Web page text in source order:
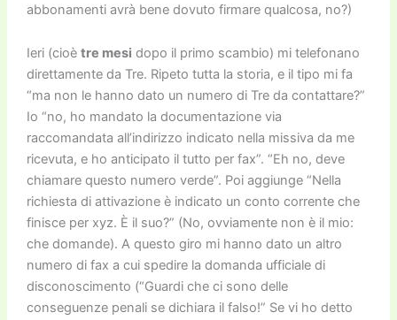
abbonamenti avrà bene dovuto firmare qualcosa, no?)
Ieri (cioè tre mesi dopo il primo scambio) mi telefonano
direttamente da Tre. Ripeto tutta la storia, e il tipo mi fa
“ma non le hanno dato un numero di Tre da contattare?”
Io “no, ho mandato la documentazione via
raccomandata all’indirizzo indicato nella missiva da me
ricevuta, e ho anticipato il tutto per fax”. “Eh no, deve
chiamare questo numero verde”. Poi aggiunge “Nella
richiesta di attivazione è indicato un conto corrente che
finisce per xyz. È il suo?” (No, ovviamente non è il mio:
che domande). A questo giro mi hanno dato un altro
numero di fax a cui spedire la domanda ufficiale di
disconoscimento (“Guardi che ci sono delle
conseguenze penali se dichiara il falso!” Se vi ho detto